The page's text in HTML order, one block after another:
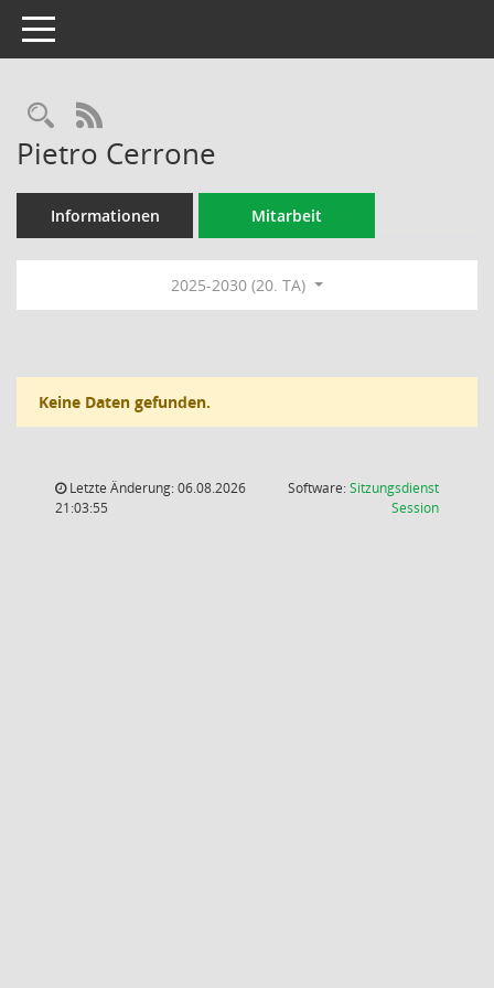
Toggle navigation
Rechercheauswahl
RSS-Feed
Pietro Cerrone
Informationen Mitarbeit
2025-2030 (20. TA)
Keine Daten gefunden.
Letzte Änderung: 06.08.2026
21:03:55
Software:Sitzungsdienst
Session(Wird in